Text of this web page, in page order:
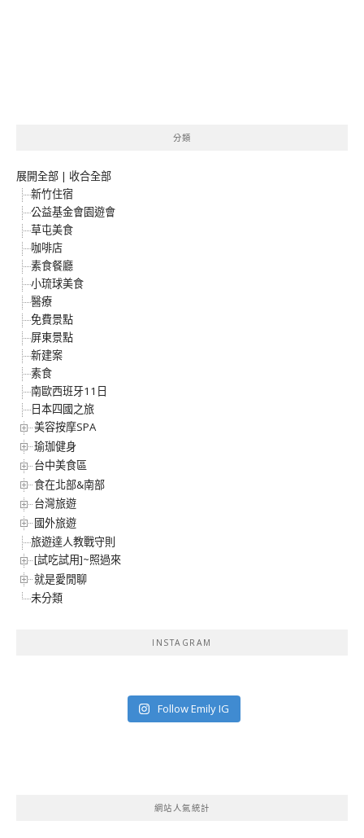
分類
展開全部 | 收合全部
新竹住宿
公益基金會園遊會
草屯美食
咖啡店
素食餐廳
小琉球美食
醫療
免費景點
屏東景點
新建案
素食
南歐西班牙11日
日本四國之旅
美容按摩SPA
瑜珈健身
台中美食區
食在北部&南部
台灣旅遊
國外旅遊
旅遊達人教戰守則
[試吃試用]~照過來
就是愛閒聊
未分類
INSTAGRAM
Follow Emily IG
網站人氣統計